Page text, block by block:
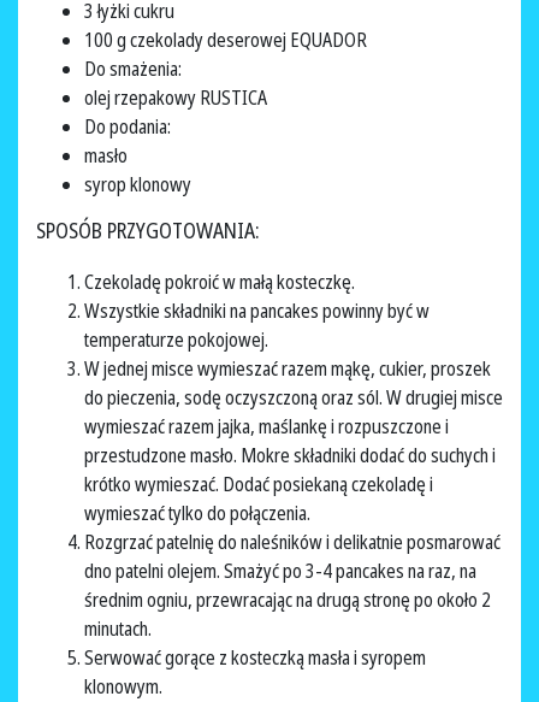
3 łyżki cukru
100 g czekolady deserowej EQUADOR
Do smażenia:
olej rzepakowy RUSTICA
Do podania:
masło
syrop klonowy
SPOSÓB PRZYGOTOWANIA:
Czekoladę pokroić w małą kosteczkę.
Wszystkie składniki na pancakes powinny być w
temperaturze pokojowej.
W jednej misce wymieszać razem mąkę, cukier, proszek
do pieczenia, sodę oczyszczoną oraz sól. W drugiej misce
wymieszać razem jajka, maślankę i rozpuszczone i
przestudzone masło. Mokre składniki dodać do suchych i
krótko wymieszać. Dodać posiekaną czekoladę i
wymieszać tylko do połączenia.
Rozgrzać patelnię do naleśników i delikatnie posmarować
dno patelni olejem. Smażyć po 3-4 pancakes na raz, na
średnim ogniu, przewracając na drugą stronę po około 2
minutach.
Serwować gorące z kosteczką masła i syropem
klonowym.